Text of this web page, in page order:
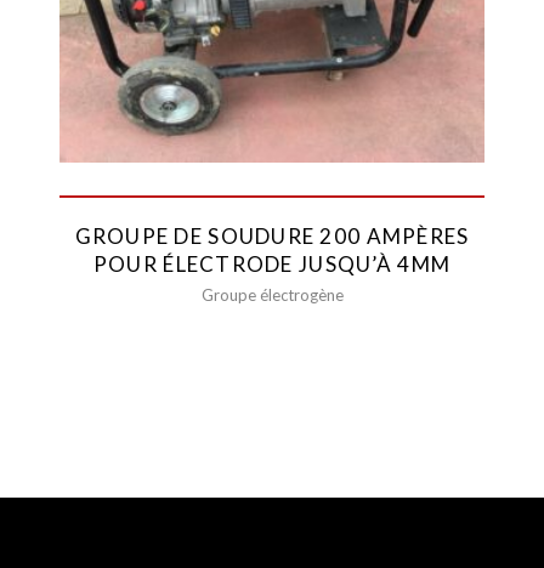
GROUPE DE SOUDURE 200 AMPÈRES
POUR ÉLECTRODE JUSQU’À 4MM
Groupe électrogène